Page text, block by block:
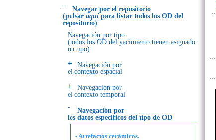
Navegar por el repositorio
(pulsar aquí para listar todos los OD del
repositorio)
Navegación por tipo:
(todos los OD del yacimiento tienen asignado
un tipo)
Navegación por
el contexto espacial
Navegación por
el contexto temporal
Navegación por
los datos específicos del tipo de OD
- Artefactos cerámicos.